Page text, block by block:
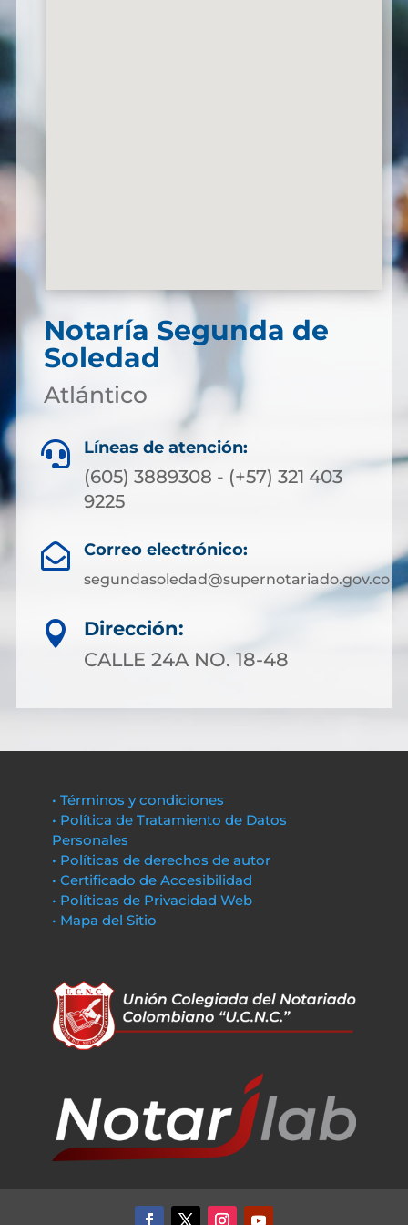
Notaría Segunda de
Soledad
Atlántico
 Líneas de atención:
(605) 3889308 - (+57) 321 403
9225
 Correo electrónico:
segundasoledad@supernotariado.gov.co

Dirección:
CALLE 24A NO. 18-48
• Términos y condiciones
• Política de Tratamiento de Datos
Personales
• Políticas de derechos de autor
• Certificado de Accesibilidad
• Políticas de Privacidad Web
• Mapa del Sitio